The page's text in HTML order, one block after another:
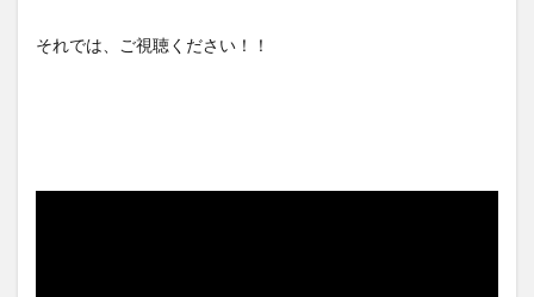
それでは、ご視聴ください！！